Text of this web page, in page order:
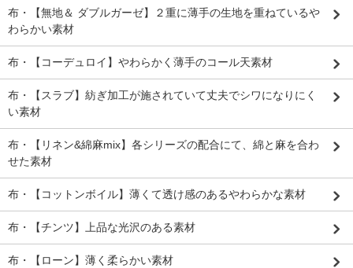
布・【無地＆ ダブルガーゼ】２重に薄手の生地を重ねているや
わらかい素材
布・【コーデュロイ】やわらかく薄手のコール天素材
布・【スラブ】紡ぎ加工が施されていて丈夫でシワになりにく
い素材
布・【リネン&綿麻mix】各シリーズの配合にて、綿と麻を合わ
せた素材
布・【コットンボイル】薄くて透け感のあるやわらかな素材
布・【チンツ】上品な光沢のある素材
布・【ローン】薄く柔らかい素材